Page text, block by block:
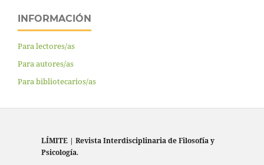
INFORMACIÓN
Para lectores/as
Para autores/as
Para bibliotecarios/as
LÍMITE | Revista Interdisciplinaria de Filosofía y
Psicología.